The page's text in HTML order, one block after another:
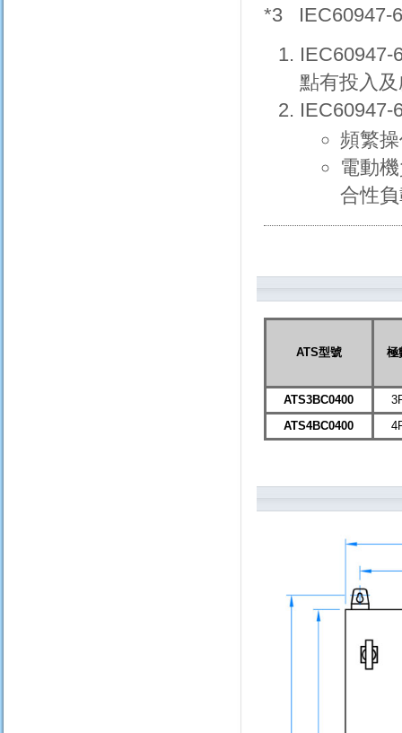
*3 IEC60947-
IEC60947-
點有投入
IEC60947-
頻繁
電動
合性
ATS型號 極
ATS3BC0400
ATS4BC0400